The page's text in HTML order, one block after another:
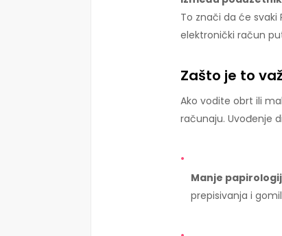
To znači da će
elektronički račun
Zašto je to
Ako vodite obrt ili
računaju. Uvođenje
Manje
prepisivanja i